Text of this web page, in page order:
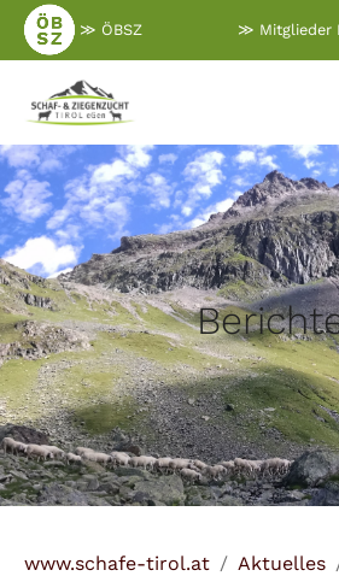
Zum
Hauptinhalt
≫ ÖBSZ ≫ Mitglieder
www.schafe-tirol.at Aktuelles